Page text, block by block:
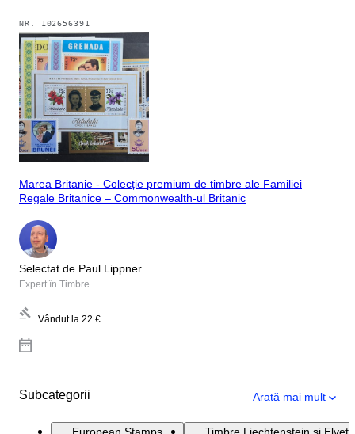
NR. 102656391
Marea Britanie - Colecție premium de timbre ale Familiei
Regale Britanice – Commonwealth-ul Britanic
Selectat de Paul Lippner
Expert în Timbre
Vândut la 22 €
Subcategorii Arată mai mult
European Stamps Timbre Liechtenstein și